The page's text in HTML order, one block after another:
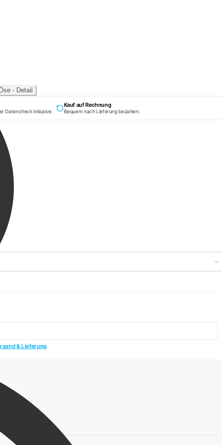
Datencheck inklusive.
Kauf auf Rechnung
Bequem nach Lieferung bezahlen.
& Lieferung